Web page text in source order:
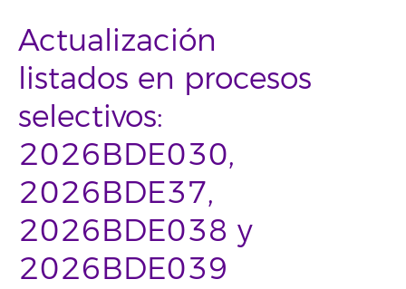
Actualización
listados en procesos
selectivos:
2026BDE030,
2026BDE37,
2026BDE038 y
2026BDE039